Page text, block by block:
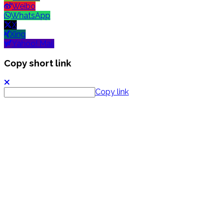
Weibo
WhatsApp
X
Xing
Yahoo! Mail
Copy short link
Copy link